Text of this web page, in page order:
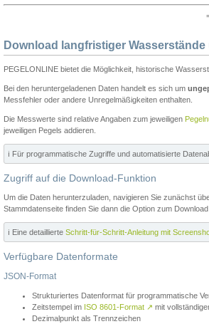
Download langfristiger
PEGELONLINE bietet die Möglichkeit, historische
Bei den heruntergeladenen Daten handelt es sich um
Messfehler oder andere Unregelmäßigkeiten enthalten.
Die Messwerte sind relative Angaben zum jeweiligen
jeweiligen Pegels addieren.
ℹ️ Für programmatische Zugriffe und automatisierte
Zugriff auf die Download-Funktion
Um die Daten herunterzuladen, navigieren Sie zunächst
Stammdatenseite finden Sie dann die Option zum
ℹ️ Eine detaillierte Schritt-für-Schritt-Anleitung mit
Verfügbare Datenformate
JSON-Format
Strukturiertes Datenformat für programmatische
Zeitstempel im ISO 8601-Format ↗ mit
Dezimalpunkt als Trennzeichen